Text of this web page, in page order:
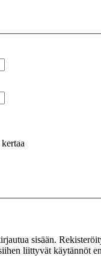
sisään.
liittyvät käytännöt